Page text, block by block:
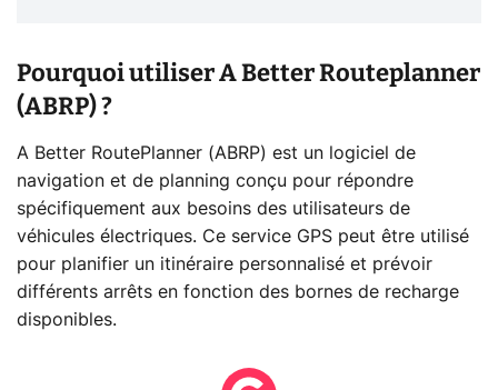
Pourquoi utiliser A Better Routeplanner
(ABRP) ?
A Better RoutePlanner (ABRP) est un logiciel de
navigation et de planning conçu pour répondre
spécifiquement aux besoins des utilisateurs de
véhicules électriques. Ce service GPS peut être utilisé
pour planifier un itinéraire personnalisé et prévoir
différents arrêts en fonction des bornes de recharge
disponibles.